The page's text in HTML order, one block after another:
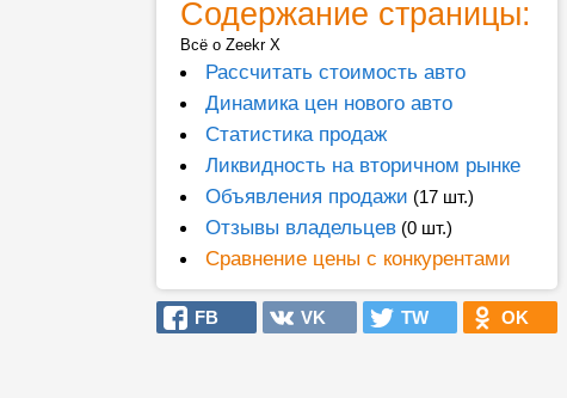
Содержание страницы:
Всё о Zeekr X
Рассчитать стоимость авто
Динамика цен нового авто
Статистика продаж
Ликвидность на вторичном рынке
Объявления продажи (17 шт.)
Отзывы владельцев (0 шт.)
Сравнение цены с конкурентами
FB VK TW OK